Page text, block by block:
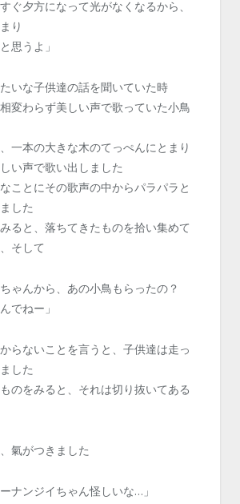
ぐ夕方になって光がなくなるから、
り
思うよ」
いな子供達の話を聞いていた時
変わらず美しい声で歌っていた小鳥
一本の大きな木のてっぺんにとまり
い声で歌い出しました
ことにその歌声の中からパラパラと
した
ると、落ちてきたものを拾い集めて
そして
ゃんから、あの小鳥もらったの？
でねー」
らないことを言うと、子供達は走っ
した
のをみると、それは切り抜いてある
氣がつきました
ナンジイちゃん怪しいな…」